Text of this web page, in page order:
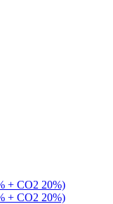
+ CO2 20%)
+ CO2 20%)